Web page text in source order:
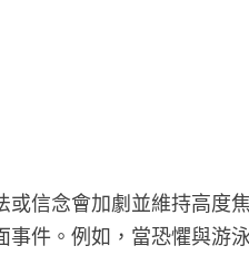
或信念會加劇並維持高度
事件。例如，當恐懼與游